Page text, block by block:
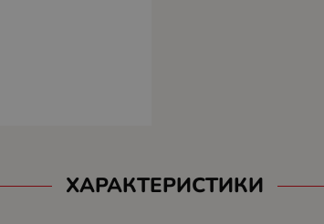
ХАРАКТЕРИСТИКИ